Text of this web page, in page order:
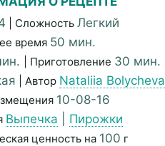
| Сложность Легкий
время 50 мин.
| Приготовление 30 мин.
| Автор Nataliia Bolycheva
10-08-16
Выпечка Пирожки
ценность на 100 г